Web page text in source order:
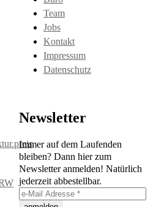
Team
Jobs
Kontakt
Impressum
Datenschutz
Newsletter
Immer auf dem Laufenden
bleiben? Dann hier zum
Newsletter anmelden! Natürlich
jederzeit abbestellbar.